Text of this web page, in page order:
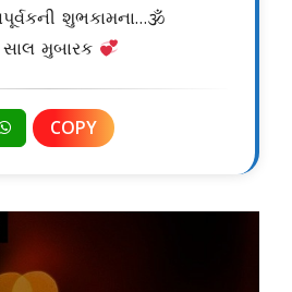
શુભકામના…🕉
સાલ મુબારક
COPY